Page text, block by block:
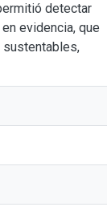
detectar
evidencia, que